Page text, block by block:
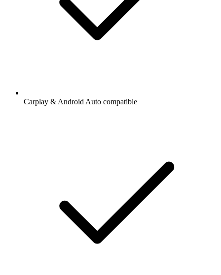
Carplay & Android Auto compatible